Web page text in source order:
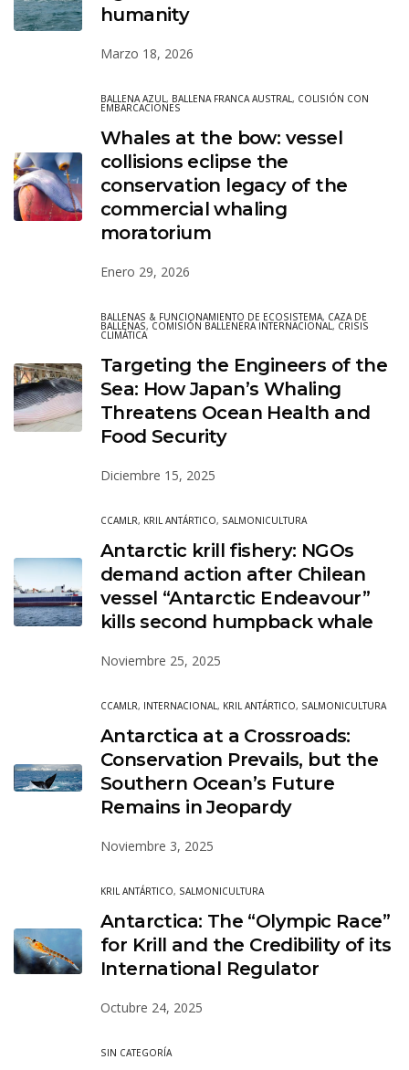
humanity
Marzo 18, 2026
BALLENA AZUL, BALLENA FRANCA AUSTRAL, COLISIÓN CON
EMBARCACIONES
Whales at the bow: vessel
collisions eclipse the
conservation legacy of the
commercial whaling
moratorium
Enero 29, 2026
BALLENAS & FUNCIONAMIENTO DE ECOSISTEMA, CAZA DE
BALLENAS, COMISIÓN BALLENERA INTERNACIONAL, CRISIS
CLIMÁTICA
Targeting the Engineers of the
Sea: How Japan’s Whaling
Threatens Ocean Health and
Food Security
Diciembre 15, 2025
CCAMLR, KRIL ANTÁRTICO, SALMONICULTURA
Antarctic krill fishery: NGOs
demand action after Chilean
vessel “Antarctic Endeavour”
kills second humpback whale
Noviembre 25, 2025
CCAMLR, INTERNACIONAL, KRIL ANTÁRTICO, SALMONICULTURA
Antarctica at a Crossroads:
Conservation Prevails, but the
Southern Ocean’s Future
Remains in Jeopardy
Noviembre 3, 2025
KRIL ANTÁRTICO, SALMONICULTURA
Antarctica: The “Olympic Race”
for Krill and the Credibility of its
International Regulator
Octubre 24, 2025
SIN CATEGORÍA